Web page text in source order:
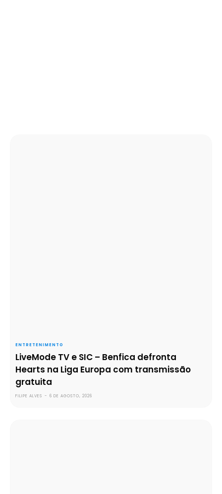
ENTRETENIMENTO
LiveMode TV e SIC – Benfica defronta
Hearts na Liga Europa com transmissão
gratuita
FILIPE ALVES - 6 DE AGOSTO, 2026